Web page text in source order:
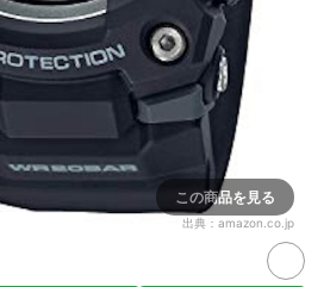
この商品を見る
出典： amazon.co.jp